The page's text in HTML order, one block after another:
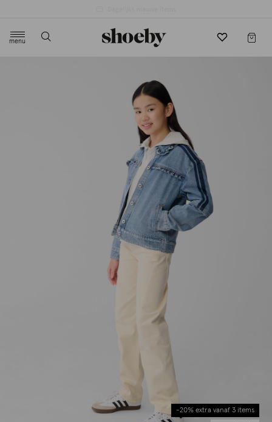
menu
-20% extra vanaf 3 items